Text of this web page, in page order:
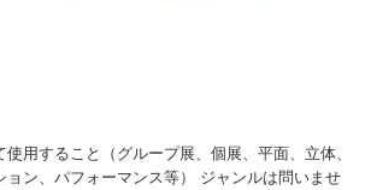
用すること（グループ展、個展、平面、立体、
ョン、パフォーマンス等） ジャンルは問いませ